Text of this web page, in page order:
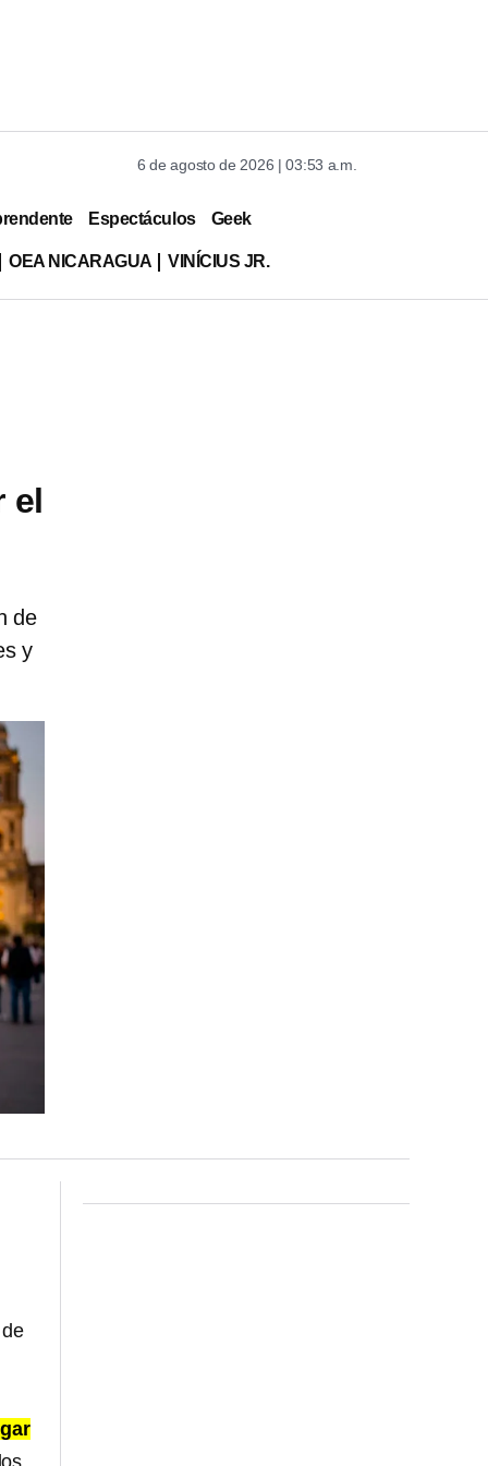
6 de agosto de 2026 | 03:53 a.m.
Espectáculos Geek
OEA NICARAGUA VINÍCIUS JR.
el
de
y